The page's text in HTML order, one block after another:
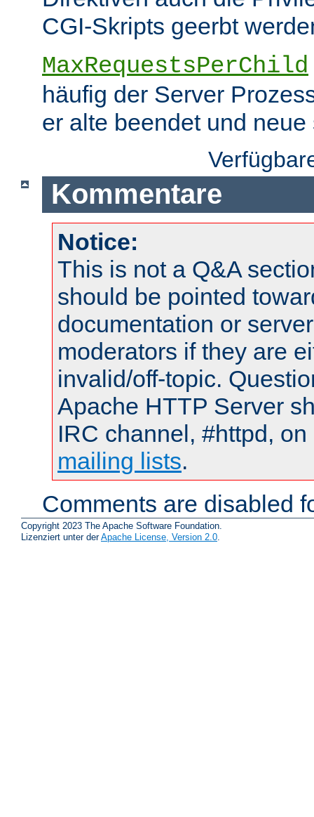
CGI-Skripts geerbt
MaxRequestsPerChild
häufig der Server
er alte beendet und neue
Kommentare
Notice:
This is not a Q&A
should be pointed
documentation or
moderators if they are
invalid/off-topic.
Apache HTTP Server
IRC channel, #httpd,
mailing lists.
Comments are disabled
Copyright 2023 The Apache Software Foundation.
Lizenziert unter derApache License, Version 2.0